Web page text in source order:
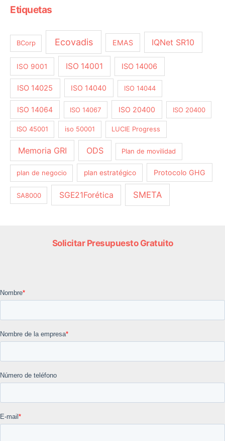
Etiquetas
BCorp Ecovadis EMAS IQNet SR10
ISO 9001 ISO 14001 ISO 14006
ISO 14025 ISO 14040 ISO 14044
ISO 14064 ISO 14067 ISO 20400 ISO 20400
ISO 45001 iso 50001 LUCIE Progress
Memoria GRI ODS Plan de movilidad
plan de negocio plan estratégico Protocolo GHG
SA8000 SGE21Forética SMETA
Solicitar Presupuesto Gratuito